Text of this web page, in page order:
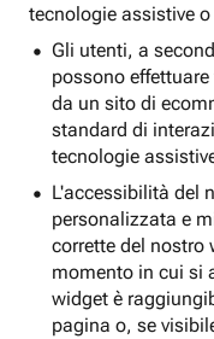
tecnologie assistive
Gli utenti, a
possono
da un sito di
standard di
tecnologie
L'accessibilità del
personalizzata e
corrette del nostro
momento in cui si
widget è
pagina o, se